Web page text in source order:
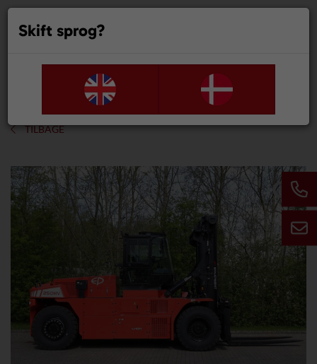
TILBAGE

Skift sprog?